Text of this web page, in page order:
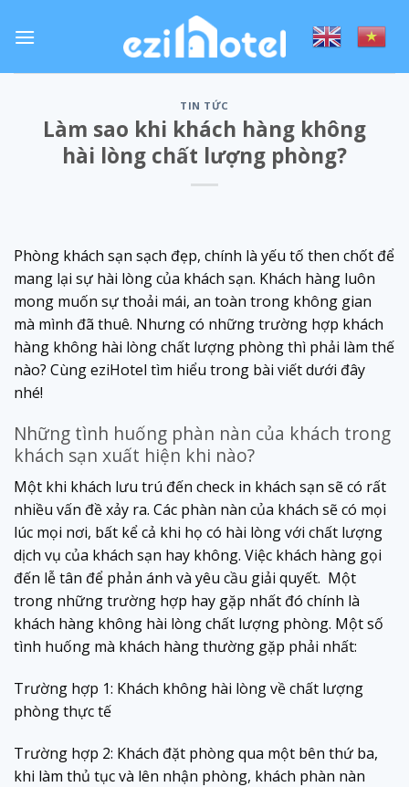
TIN TỨC
Làm sao khi khách hàng không
hài lòng chất lượng phòng?
Phòng khách sạn sạch đẹp, chính là yếu tố then chốt để
mang lại sự hài lòng của khách sạn. Khách hàng luôn
mong muốn sự thoải mái, an toàn trong không gian
mà mình đã thuê. Nhưng có những trường hợp khách
hàng không hài lòng chất lượng phòng thì phải làm thế
nào? Cùng eziHotel tìm hiểu trong bài viết dưới đây
nhé!
Những tình huống phàn nàn của khách trong
khách sạn xuất hiện khi nào?
Một khi khách lưu trú đến check in khách sạn sẽ có rất
nhiều vấn đề xảy ra. Các phàn nàn của khách sẽ có mọi
lúc mọi nơi, bất kể cả khi họ có hài lòng với chất lượng
dịch vụ của khách sạn hay không. Việc khách hàng gọi
đến lễ tân để phản ánh và yêu cầu giải quyết. Một
trong những trường hợp hay gặp nhất đó chính là
khách hàng không hài lòng chất lượng phòng. Một số
tình huống mà khách hàng thường gặp phải nhất:
Trường hợp 1: Khách không hài lòng về chất lượng
phòng thực tế
Trường hợp 2: Khách đặt phòng qua một bên thứ ba,
khi làm thủ tục và lên nhận phòng, khách phàn nàn